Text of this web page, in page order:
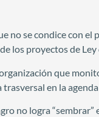
no se condice con
los proyectos de
que
en la agenda
no logra